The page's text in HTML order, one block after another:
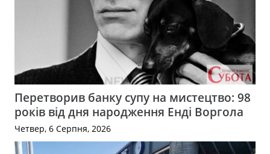
Перетворив банку супу на мистецтво: 98
років від дня народження Енді Воргола
Четвер, 6 Серпня, 2026